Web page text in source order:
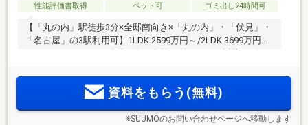
性能評価書取得 ペット可 ゴミ出し24時間可
【「丸の内」駅徒歩3分×全邸南向き×「丸の内」・「伏見」・
「名古屋」の3駅利用可】1LDK 2599万円～/2LDK 3699万円
ーでも都心へ快適に移動しやすく、ハンズフリーキー、玄関
前ゴミ回収サービスなども便利資料をもらう(無料)
※SUUMOのお問い合わせページへ移動します